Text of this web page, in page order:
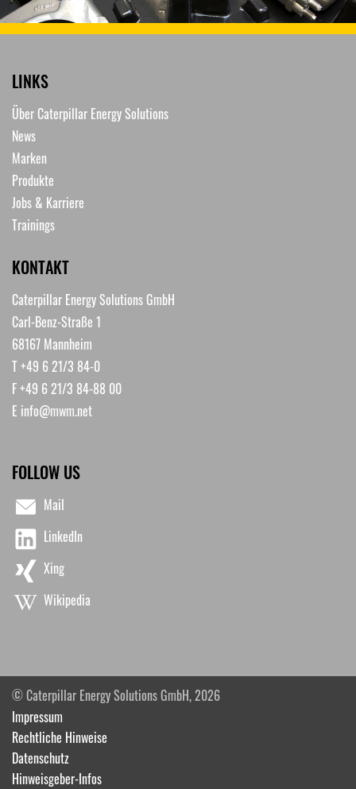
LINKS
Über Caterpillar Energy Solutions
News
Marken
Produkte
Jobs & Karriere
Trainings
KONTAKT
Caterpillar Energy Solutions GmbH
Carl-Benz-Straße 1
68167 Mannheim
T +49 6 21/3 84-0
F +49 6 21/3 84-88 00
E info@mwm.net
FOLLOW US
Mail
LinkedIn
Xing
Wikipedia
© Caterpillar Energy Solutions GmbH, 2026
Impressum
Rechtliche Hinweise
Datenschutz
Hinweisgeber-Infos